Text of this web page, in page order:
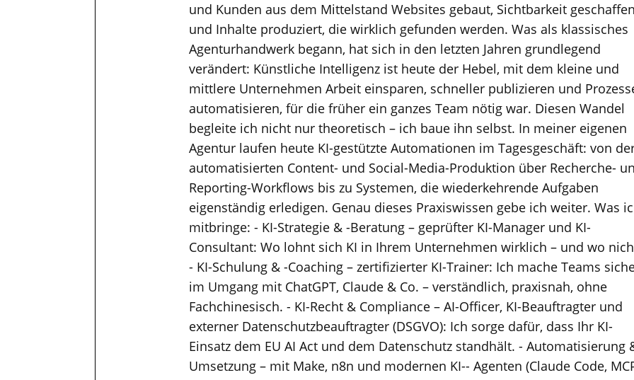
und Kunden aus dem Mittelstand Websites gebaut, Sichtbarkeit
und Inhalte produziert, die wirklich gefunden werden. Was als klassisches
Agenturhandwerk begann, hat sich in den letzten Jahren grundlegend
verändert: Künstliche Intelligenz ist heute der Hebel, mit dem kleine und
mittlere Unternehmen Arbeit einsparen, schneller publizieren und
automatisieren, für die früher ein ganzes Team nötig war. Diesen Wandel
begleite ich nicht nur theoretisch – ich baue ihn selbst. In meiner eigenen
Agentur laufen heute KI-gestützte Automationen im Tagesgeschäft: von
automatisierten Content- und Social-Media-Produktion über Recherche-
Reporting-Workflows bis zu Systemen, die wiederkehrende Aufgaben
eigenständig erledigen. Genau dieses Praxiswissen gebe ich weiter. Was
mitbringe: - KI-Strategie & -Beratung – geprüfter KI-Manager und KI-
Consultant: Wo lohnt sich KI in Ihrem Unternehmen wirklich – und wo
- KI-Schulung & -Coaching – zertifizierter KI-Trainer: Ich mache Teams
im Umgang mit ChatGPT, Claude & Co. – verständlich, praxisnah, ohne
Fachchinesisch. - KI-Recht & Compliance – AI-Officer, KI-Beauftragter und
externer Datenschutzbeauftragter (DSGVO): Ich sorge dafür, dass Ihr KI-
Einsatz dem EU AI Act und dem Datenschutz standhält. - Automatisierung
Umsetzung – mit Make, n8n und modernen KI-- Agenten (Claude Code,